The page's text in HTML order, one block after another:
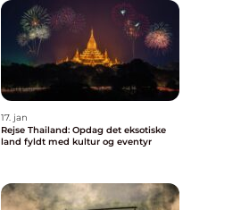
17. jan
Rejse Thailand: Opdag det eksotiske
land fyldt med kultur og eventyr